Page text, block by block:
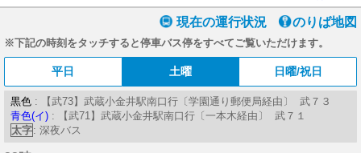
現在の運行状況 のりば地図
※下記の時刻をタッチすると停車バス停をすべてご覧いただけます。
平日 土曜 日曜/祝日
黒色 : 【武73】武蔵小金井駅南口行〔学園通り郵便局経由〕 武７３
青色(イ) : 【武71】武蔵小金井駅南口行〔一本木経由〕 武７１
太字: 深夜バス